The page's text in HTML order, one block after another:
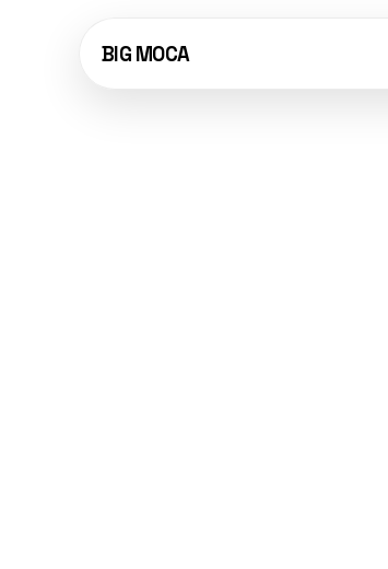
BIG MOCA